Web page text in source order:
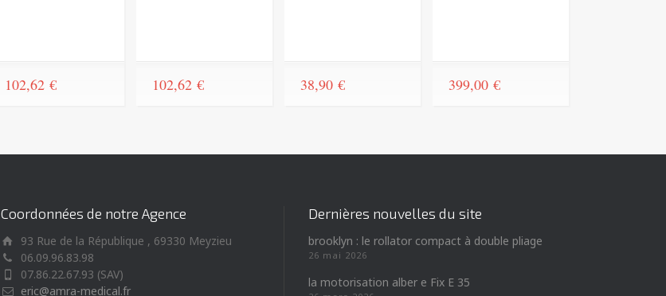
102,62 € 102,62€ 38,90€ 399,00€
Coordonnées de notre Agence
93 Rue de la République , 69330 Meyzieu
06.09.96.83.98
07.86.22.67.93 (SAV)
eric@amra-medical.fr
Dernières nouvelles du site
brooklyn : le rollator compact à double pliage
26 mai 2026
la motorisation alber e Fix E 35